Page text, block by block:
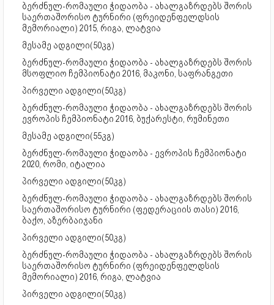
ბერძნულ-რომაული ჭიდაობა - ახალგაზრდებს შორის
საერთაშორისო ტურნირი (ფრეიდენფელდსის
მემორიალი) 2015, რიგა, ლატვია
მესამე ადგილი(50კგ)
ბერძნულ-რომაული ჭიდაობა - ახალგაზრდებს შორის
მსოფლიო ჩემპიონატი 2016, მაკონი, საფრანგეთი
პირველი ადგილი(50კგ)
ბერძნულ-რომაული ჭიდაობა - ახალგაზრდებს შორის
ევროპის ჩემპიონატი 2016, ბუქარესტი, რუმინეთი
მესამე ადგილი(55კგ)
ბერძნულ-რომაული ჭიდაობა - ევროპის ჩემპიონატი
2020, რომი, იტალია
პირველი ადგილი(50კგ)
ბერძნულ-რომაული ჭიდაობა - ახალგაზრდებს შორის
საერთაშორისო ტურნირი (ფედერაციის თასი) 2016,
ბაქო, აზერბაიჯანი
პირველი ადგილი(50კგ)
ბერძნულ-რომაული ჭიდაობა - ახალგაზრდებს შორის
საერთაშორისო ტურნირი (ფრეიდენფელდსის
მემორიალი) 2016, რიგა, ლატვია
პირველი ადგილი(50კგ)